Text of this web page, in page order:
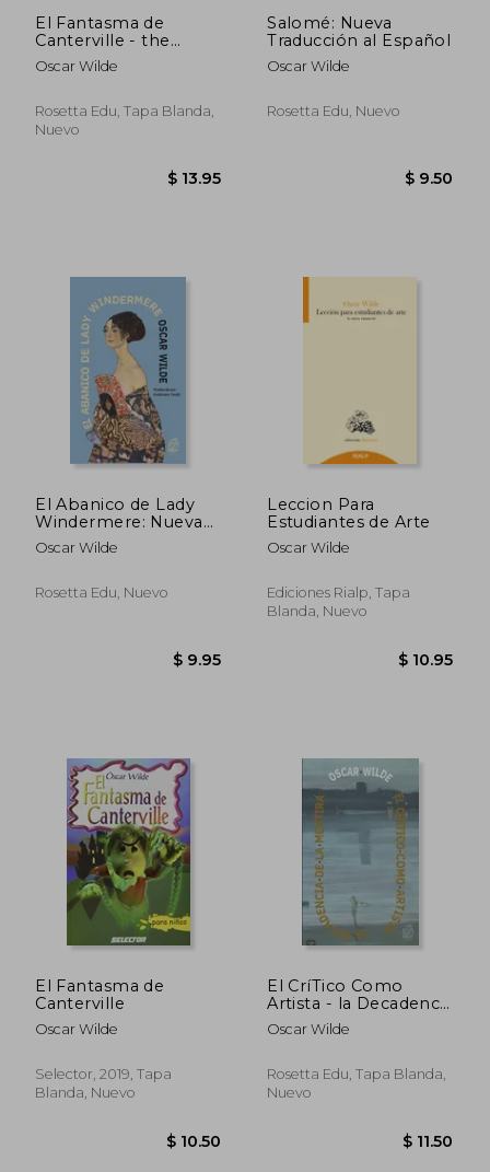
El Fantasma de
Canterville - the
Canterville Ghost:
Texto Paralelo
Edition: Inglés -
Español
Oscar Wilde
Rosetta Edu, Tapa Blanda,
Nuevo
Salomé: Nueva
Traducción al Español
Oscar Wilde
Rosetta Edu, Nuevo
El Abanico de Lady
Windermere: Nueva
Traducción al Español
Oscar Wilde
Rosetta Edu, Nuevo
Leccion Para
Estudiantes de Arte
Oscar Wilde
Ediciones Rialp, Tapa
Blanda, Nuevo
El Fantasma de
Canterville
Oscar Wilde
Selector, 2019, Tapa
Blanda, Nuevo
El CríTico Como
Artista - la Decadencia
de la Mentira
Oscar Wilde
Rosetta Edu, Tapa Blanda,
Nuevo